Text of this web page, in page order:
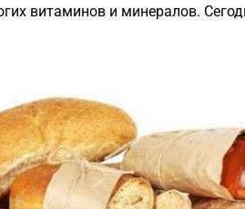
витаминов и минералов.